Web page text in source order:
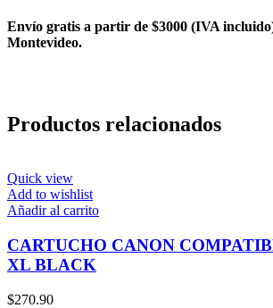
Envío gratis a partir de $3000 (IVA
Montevideo.
Productos relacionados
Quick view
Add to wishlist
Añadir al carrito
CARTUCHO CANON
XL BLACK
$270.90